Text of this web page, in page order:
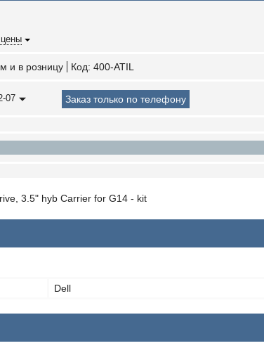
цены
и в розницу Код: 400-ATIL
07 Заказ только по телефону
3.5" hyb Carrier for G14 - kit
Dell